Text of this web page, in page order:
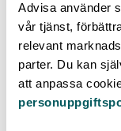
Advisa använder
vår tjänst,
relevant
parter. Du kan
att anpassa
Vad är kreditlån?